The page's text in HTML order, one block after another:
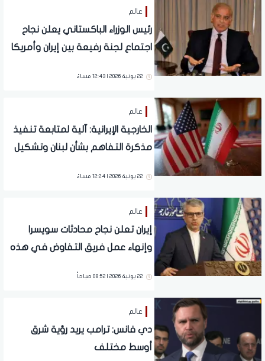
عالم
رئيس الوزراء الباكستاني يعلن نجاح
اجتماع لجنة رفيعة بين إيران وأمريكا
22 يونية 2026 | 12:43 مساءً
عالم
الخارجية الإيرانية: آلية لمتابعة تنفيذ
مذكرة التفاهم بشأن لبنان وتشكيل
22 يونية 2026 | 12:24 مساءً
عالم
إيران تعلن نجاح محادثات سويسرا
وإنهاء عمل فريق التفاوض في هذه
22 يونية 2026 | 08:52 صباحاً
عالم
دي فانس: ترامب يريد رؤية شرق
أوسط مختلف